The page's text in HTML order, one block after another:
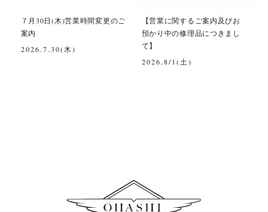
７月30日(木)営業時間変更のご
案内
2026.7.30(木)
【営業に関するご案内及びお
預かり中の修理品につきまし
て】
2026.8/1(土)